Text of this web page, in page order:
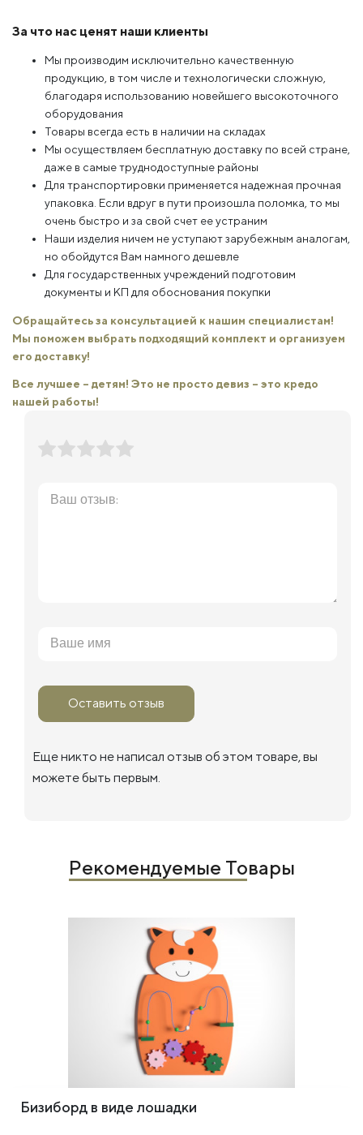
За что нас ценят наши клиенты
Мы производим исключительно качественную
продукцию, в том числе и технологически сложную,
благодаря использованию новейшего высокоточного
оборудования
Товары всегда есть в наличии на складах
Мы осуществляем бесплатную доставку по всей стране,
даже в самые труднодоступные районы
Для транспортировки применяется надежная прочная
упаковка. Если вдруг в пути произошла поломка, то мы
очень быстро и за свой счет ее устраним
Наши изделия ничем не уступают зарубежным аналогам,
но обойдутся Вам намного дешевле
Для государственных учреждений подготовим
документы и КП для обоснования покупки
Обращайтесь за консультацией к нашим специалистам!
Мы поможем выбрать подходящий комплект и организуем
его доставку!
Все лучшее – детям! Это не просто девиз – это кредо
нашей работы!
Оставить отзыв
Еще никто не написал отзыв об этом товаре, вы
можете быть первым.
Рекомендуемые Товары
Бизиборд в виде лошадки